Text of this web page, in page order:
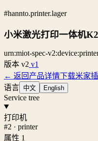
#hannto.printer.lager
小米激光打印一体机
urn:miot-spec-
版本 v2 v1
← 返回产品详情下载米家
语言 中文 English
Service tree
打印机
#2 · printer
属性 1